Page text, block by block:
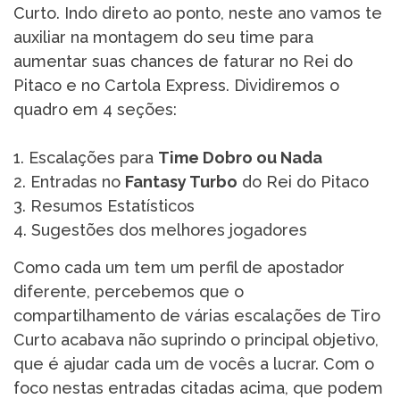
Curto. Indo direto ao ponto, neste ano vamos te
auxiliar na montagem do seu time para
aumentar suas chances de faturar no Rei do
Pitaco e no Cartola Express. Dividiremos o
quadro em 4 seções:
1. Escalações para Time Dobro ou Nada
2. Entradas no Fantasy Turbo do Rei do Pitaco
3. Resumos Estatísticos
4. Sugestões dos melhores jogadores
Como cada um tem um perfil de apostador
diferente, percebemos que o
compartilhamento de várias escalações de Tiro
Curto acabava não suprindo o principal objetivo,
que é ajudar cada um de vocês a lucrar. Com o
foco nestas entradas citadas acima, que podem